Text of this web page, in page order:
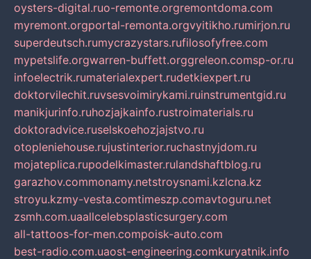
oysters-digital.ruo-remonte.orgremontdoma.com
myremont.orgportal-remonta.orgvyitikho.rumirjon.ru
superdeutsch.rumycrazystars.rufilosofyfree.com
mypetslife.orgwarren-buffett.orggreleon.comsp-or.ru
infoelectrik.rumaterialexpert.rudetkiexpert.ru
doktorvilechit.ruvsesvoimirykami.ruinstrumentgid.ru
manikjurinfo.ruhozjajkainfo.rustroimaterials.ru
doktoradvice.ruselskoehozjajstvo.ru
otopleniehouse.rujustinterior.ruchastnyjdom.ru
mojateplica.rupodelkimaster.rulandshaftblog.ru
garazhov.commonamy.netstroysnami.kzlcna.kz
stroyu.kzmy-vesta.comtimeszp.comavtoguru.net
zsmh.com.uaallcelebsplasticsurgery.com
all-tattoos-for-men.compoisk-auto.com
best-radio.com.uaost-engineering.comkuryatnik.info